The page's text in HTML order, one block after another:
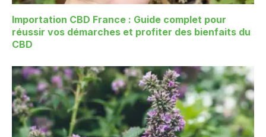
Importation CBD France : Guide complet pour
réussir vos démarches et profiter des bienfaits du
CBD